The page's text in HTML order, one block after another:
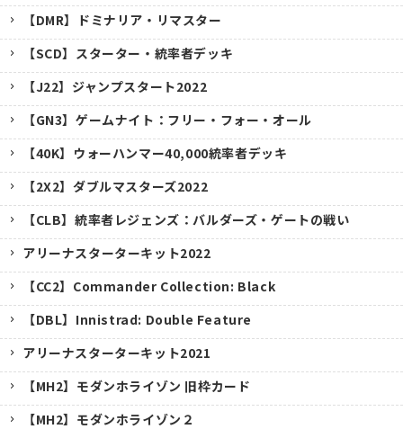
【DMR】ドミナリア・リマスター
【SCD】スターター・統率者デッキ
【J22】ジャンプスタート2022
【GN3】ゲームナイト：フリー・フォー・オール
【40K】ウォーハンマー40,000統率者デッキ
【2X2】ダブルマスターズ2022
【CLB】統率者レジェンズ：バルダーズ・ゲートの戦い
アリーナスターターキット2022
【CC2】Commander Collection: Black
【DBL】Innistrad: Double Feature
アリーナスターターキット2021
【MH2】モダンホライゾン 旧枠カード
【MH2】モダンホライゾン２